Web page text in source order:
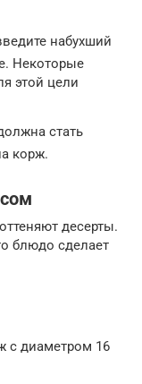
набухший
Некоторые
этой цели
стать
корж.
десерты.
блюдо сделает
с диаметром 16